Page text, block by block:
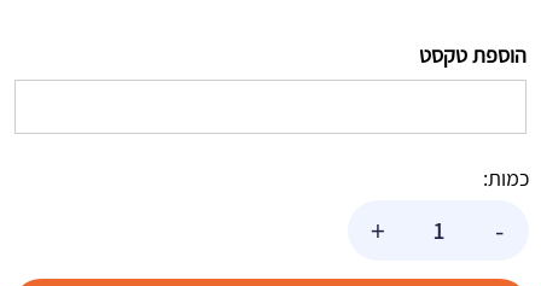
הוספת טקסט
כמות:
-
+